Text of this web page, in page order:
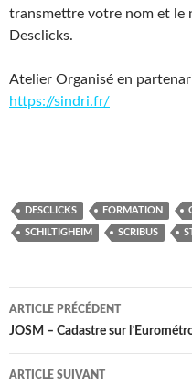
transmettre votre nom et le
Desclicks.
Atelier Organisé en
https://sindri.fr/
DESCLICKS FORMATION
SCHILTIGHEIM SCRIBUS
Navigation
des
articles
ARTICLE PRÉCÉDENT
JOSM – Cadastre sur
ARTICLE SUIVANT